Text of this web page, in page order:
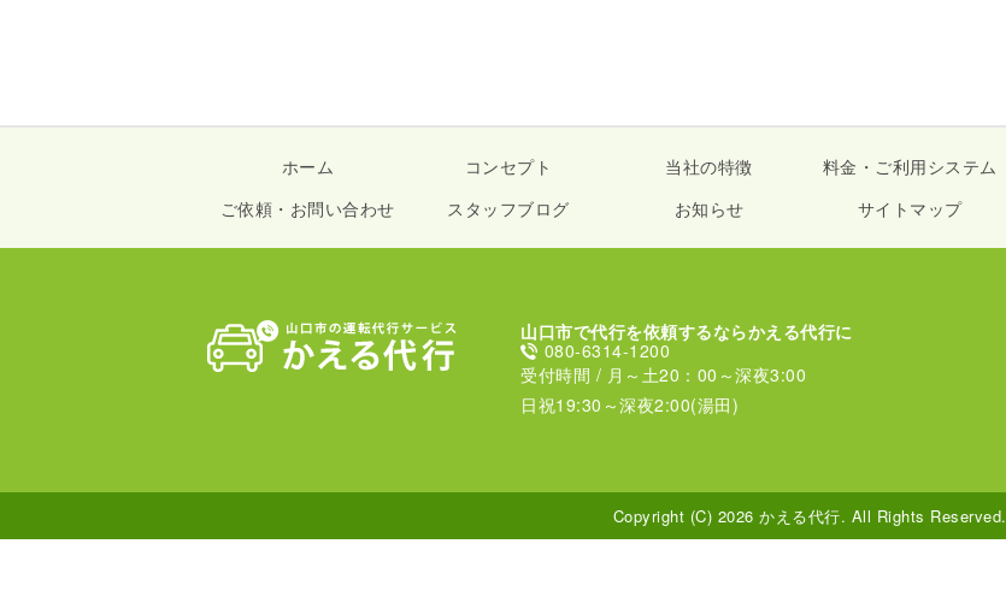
ホーム コンセプト 当社の特徴 料金・ご利用システム
ご依頼・お問い合わせ
スタッフブログ お知らせ サイトマップ
山口市で代行を依頼するならかえる代行に
080-6314-1200
受付時間 / 月～土20：00～深夜3:00
日祝19:30～深夜2:00(湯田)
Copyright (C) 2026 かえる代行. All Rights Reserved.